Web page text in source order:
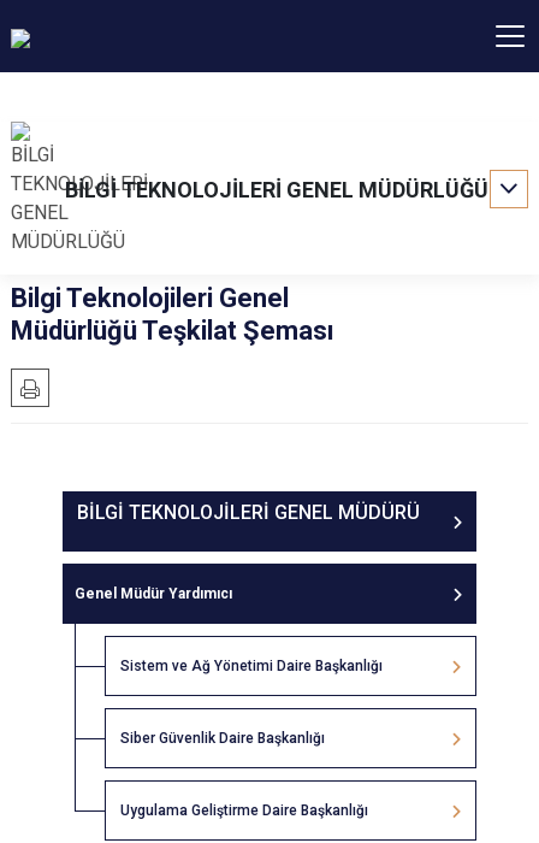
BİLGİ TEKNOLOJİLERİ GENEL MÜDÜRLÜĞÜ
Bilgi Teknolojileri Genel
Müdürlüğü Teşkilat Şeması
BİLGİ TEKNOLOJİLERİ GENEL MÜDÜRÜ
Genel Müdür Yardımıcı
Sistem ve Ağ Yönetimi Daire Başkanlığı
Siber Güvenlik Daire Başkanlığı
Uygulama Geliştirme Daire Başkanlığı